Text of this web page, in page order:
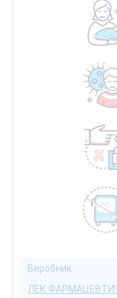
Виробник
ЛЕК